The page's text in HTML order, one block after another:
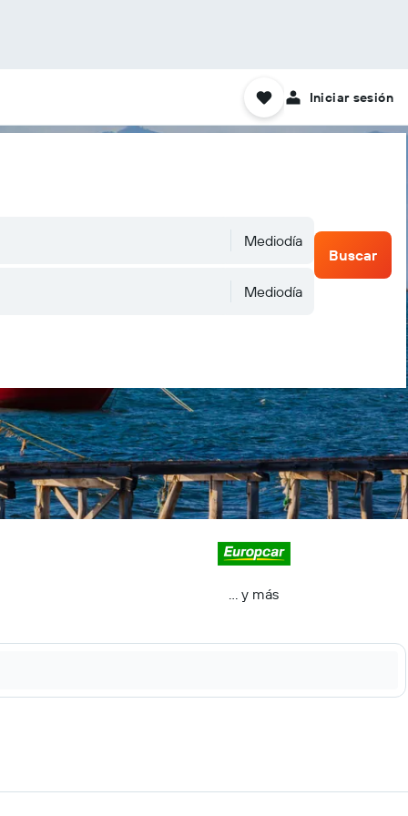
Iniciar sesión
Mediodía
Mediodía
Buscar
… y más